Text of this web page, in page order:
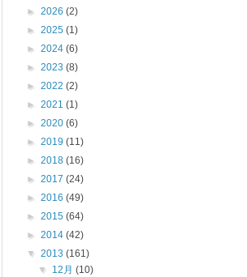
► 2026 (2)
► 2025 (1)
► 2024 (6)
► 2023 (8)
► 2022 (2)
► 2021 (1)
► 2020 (6)
► 2019 (11)
► 2018 (16)
► 2017 (24)
► 2016 (49)
► 2015 (64)
► 2014 (42)
▼ 2013 (161)
▼ 12月(10)